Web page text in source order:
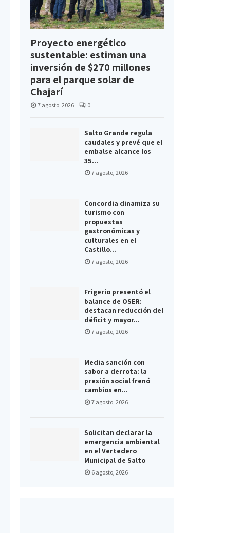
Proyecto energético
sustentable: estiman una
inversión de $270 millones
para el parque solar de
Chajarí
7 agosto, 2026 0
Salto Grande regula
caudales y prevé que el
embalse alcance los
35...
7 agosto, 2026
Concordia dinamiza su
turismo con
propuestas
gastronómicas y
culturales en el
Castillo...
7 agosto, 2026
Frigerio presentó el
balance de OSER:
destacan reducción del
déficit y mayor...
7 agosto, 2026
Media sanción con
sabor a derrota: la
presión social frenó
cambios en...
7 agosto, 2026
Solicitan declarar la
emergencia ambiental
en el Vertedero
Municipal de Salto
6 agosto, 2026